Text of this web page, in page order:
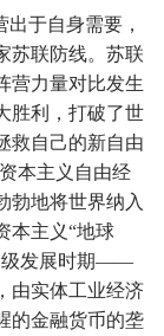
于自身需要，
苏联防线。苏联
营力量对比发生
胜利，打破了世
救自己的新自由
本主义自由经
勃地将世界纳入
本主义“地球
级发展时期——
由实体工业经济
的金融货币的垄